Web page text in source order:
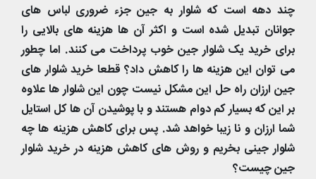
چند دهه است که شلوار به جین جزء ضروری لباس های
جوانان تبدیل شده است و اکثر آن ها هزینه های بالایی را
برای خرید یک شلوار جین خوب پرداخت می کنند. اما چطور
می توان این هزینه ها را کاهش داد؟ قطعا خرید شلوار های
جین ارزان راه حل این مشکل نیست چون این شلوار ها علاوه
بر این که بسیار کم دوام هستند و با پوشیدن آن ها کل استایل
شما ارزان و نا زیبا خواهد شد. پس برای کاهش هزینه ها چه
شلوار جینی بخریم و روش های کاهش هزینه در خرید شلوار
جین چیست؟